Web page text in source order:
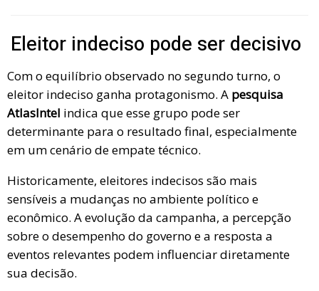
Eleitor indeciso pode ser decisivo
Com o equilíbrio observado no segundo turno, o
eleitor indeciso ganha protagonismo. A pesquisa
AtlasIntel indica que esse grupo pode ser
determinante para o resultado final, especialmente
em um cenário de empate técnico.
Historicamente, eleitores indecisos são mais
sensíveis a mudanças no ambiente político e
econômico. A evolução da campanha, a percepção
sobre o desempenho do governo e a resposta a
eventos relevantes podem influenciar diretamente
sua decisão.